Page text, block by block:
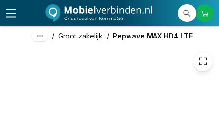
/ Groot zakelijk / Pepwave MAX HD4 LTE
4.999,00 excl. btw
6.048,79 incl. btw